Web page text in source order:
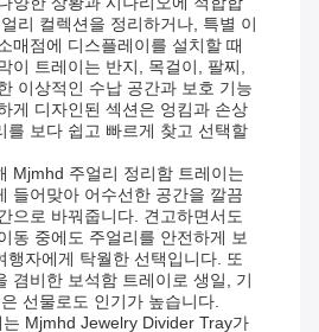
리 컬렉션을 정리하거나, 특별 이
매점에 디스플레이를 설치할 때
이 트레이는 반지, 목걸이, 팔찌,
이상적인 수납 공간과 보호 기능
게 디자인된 섹션은 엉킴과 손상
를 보다 쉽고 빠르게 찾고 선택할
Mjmhd 주얼리 정리함 트레이는
들어맞아 어수선한 공간을 깔끔
으로 바꿔줍니다. 견고하면서도
동 중에도 주얼리를 안전하게 보
행자에게 탁월한 선택입니다. 또
겸비한 보석함 트레이로 생일, 기
선물로도 인기가 높습니다.
Mjmhd Jewelry Divider Tray가